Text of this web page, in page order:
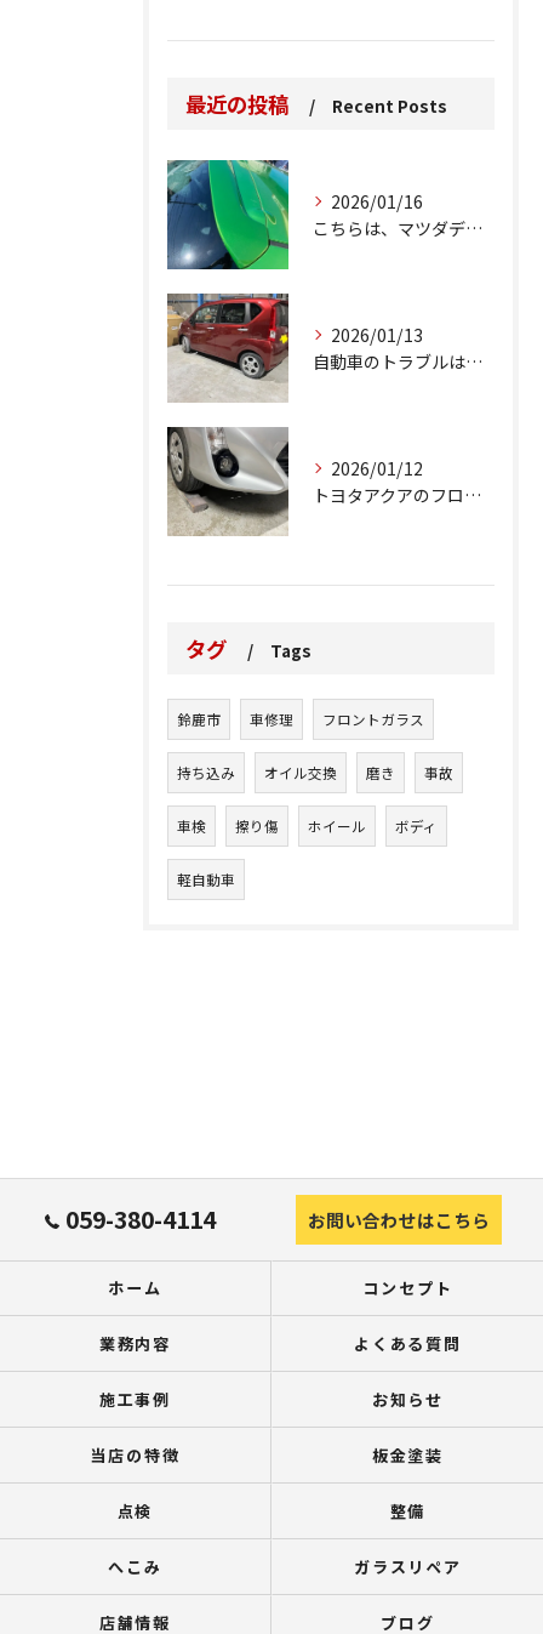
最近の投稿 Recent Posts
2026/01/16
こちらは、マツダデミオのゲートのルーフスポイラーで、経年劣化...
2026/01/13
自動車のトラブルは、日常生活において避けられない出来事の一つ...
2026/01/12
トヨタアクアのフロントバンパーの右下側を縁石にぶつけてできた...
タグ Tags
鈴鹿市 車修理 フロントガラス
持ち込み オイル交換 磨き 事故
車検 擦り傷 ホイール ボディ
軽自動車
059-380-4114 お問い合わせはこちら
ホーム コンセプト
業務内容 よくある質問
施工事例 お知らせ
当店の特徴 板金塗装
点検 整備
へこみ ガラスリペア
店舗情報 ブログ